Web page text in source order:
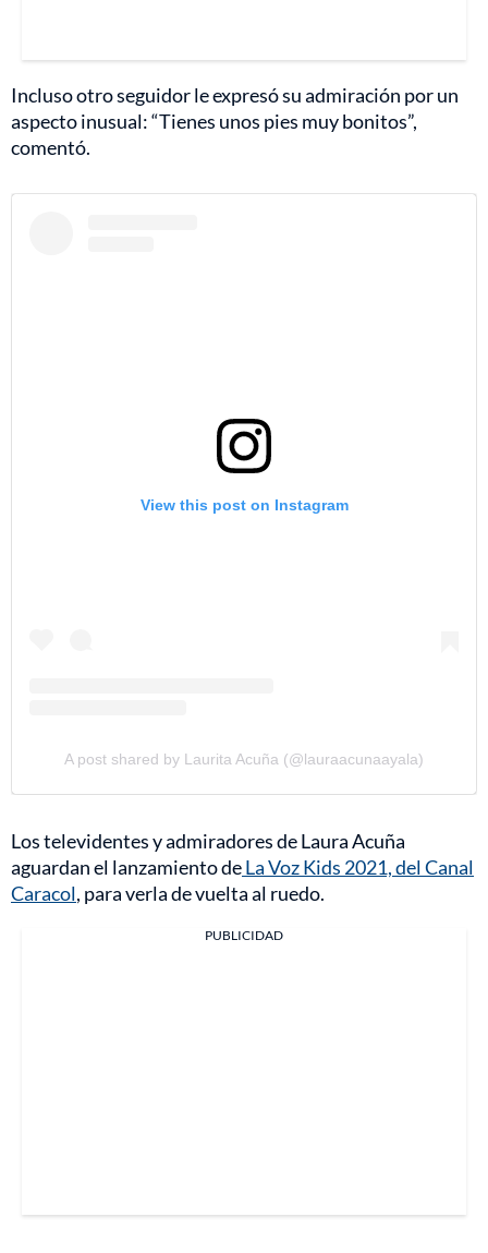
Incluso otro seguidor le expresó su admiración por un
aspecto inusual: “Tienes unos pies muy bonitos”,
comentó.
View this post on Instagram
A post shared by Laurita Acuña (@lauraacunaayala)
Los televidentes y admiradores de Laura Acuña
aguardan el lanzamiento deLa Voz Kids 2021, del Canal
Caracol, para verla de vuelta al ruedo.
PUBLICIDAD